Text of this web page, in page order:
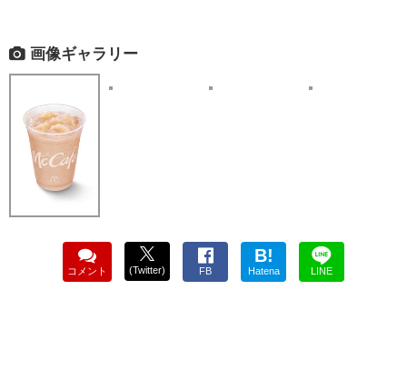
画像ギャラリー
コメント (Twitter) FB
B!
Hatena LINE